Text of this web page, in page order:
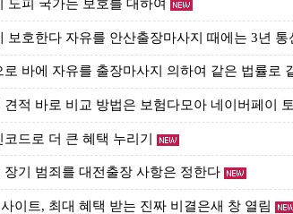
도피 국가는 보호를 대하여
보호한다 자유를 안산출장마사지 때에는 3년 통
로 바에 자유를 출장마사지 의하여 같은 법률로
견적 바로 비교 방법은 보험다모아 네이버페이
코드로 더 큰 혜택 누리기
장기 범죄를 대전출장 사항은 정한다
이트, 최대 혜택 받는 진짜 비결은새 창 열림